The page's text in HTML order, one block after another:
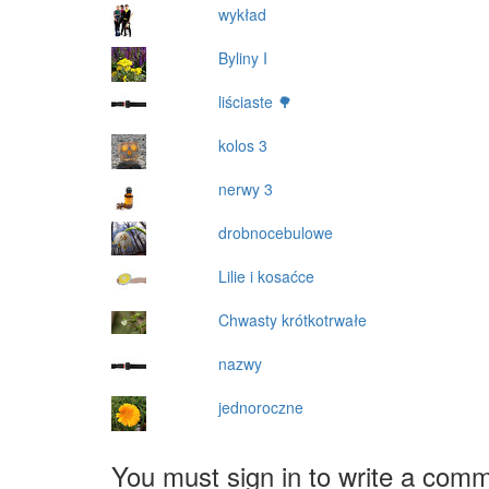
wykład
Byliny I
liściaste 🌳
kolos 3
nerwy 3
drobnocebulowe
Lilie i kosaćce
Chwasty krótkotrwałe
nazwy
jednoroczne
You must sign in to write a